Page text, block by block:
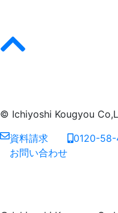
© Ichiyoshi Kougyou
資料請求
お問い合わせ
0120-58-